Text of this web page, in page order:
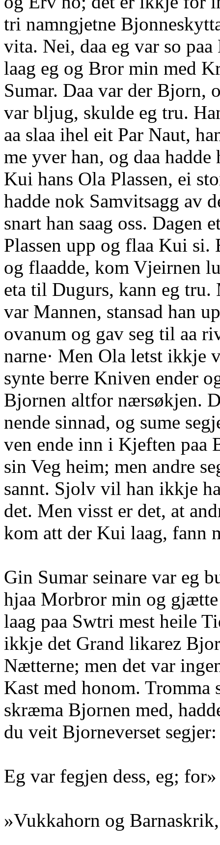
tri namngjetne
vita. Nei, daa eg var so
laag eg og Bror min med
Sumar. Daa var der Bjorn,
var bljug, skulde eg tru.
aa slaa ihel eit Par Naut,
me yver han, og daa hadde
Kui hans Ola Plassen, ei
hadde nok Samvitsagg av
snart han saag oss. Dagen
Plassen upp og flaa Kui si.
og flaadde, kom Vjeirnen
eta til Dugurs, kann eg tru.
var Mannen, stansad han
ovanum og gav seg til aa
narne· Men Ola letst ikkje
synte berre Kniven ender
Bjornen altfor nærsøkjen.
nende sinnad, og sume
ven ende inn i Kjeften paa
sin Veg heim; men andre
sannt. Sjolv vil han ikkje
det. Men visst er det, at
kom att der Kui laag, fann
Gin Sumar seinare var eg
hjaa Morbror min og
laag paa Swtri mest heile
ikkje det Grand likarez
Nætterne; men det var
Kast med honom. Tromma
skræma Bjornen med,
du veit Bjorneverset segjer:
Eg var fegjen dess, eg; for»
»Vukkahorn og Barnaskrik,